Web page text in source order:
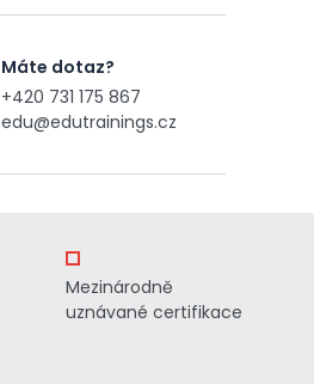
Máte dotaz?
+420 731 175 867
edu@edutrainings.cz
Mezinárodně
uznávané certifikace